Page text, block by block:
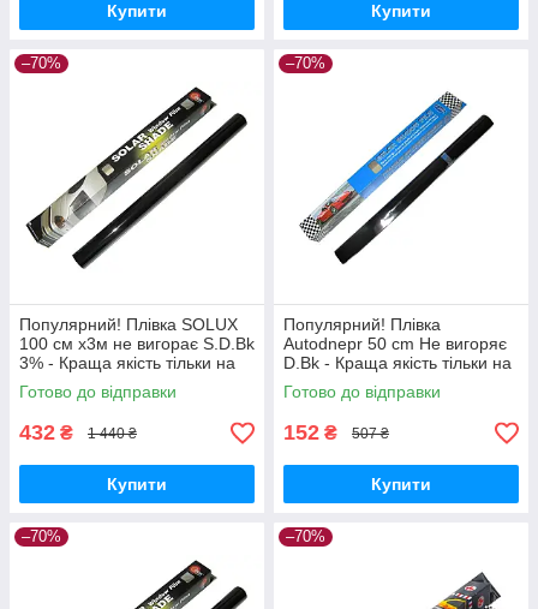
Купити Купити
–70%
Популярний! Плівка SOLUX
100 см х3м не вигорає S.D.Bk
3% - Краща якість тільки на
Nukleon.com.ua
Готово до відправки
432 ₴ 1 440 ₴
Купити
–70%
Популярний! Плівка
Autodnepr 50 cm Не вигоряє
D.Bk - Краща якість тільки на
Nukleon.com.ua
Готово до відправки
152 ₴ 507 ₴
Купити
–70% –70%